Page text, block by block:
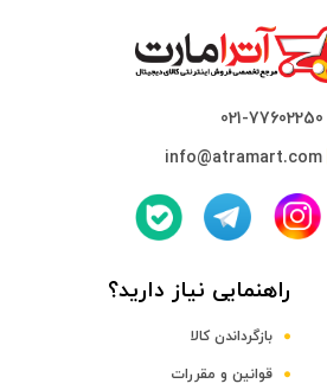
021-77602250
info@atramart.com
راهنمایی نیاز دارید؟
بازگرداندن کالا
قوانین و مقررات